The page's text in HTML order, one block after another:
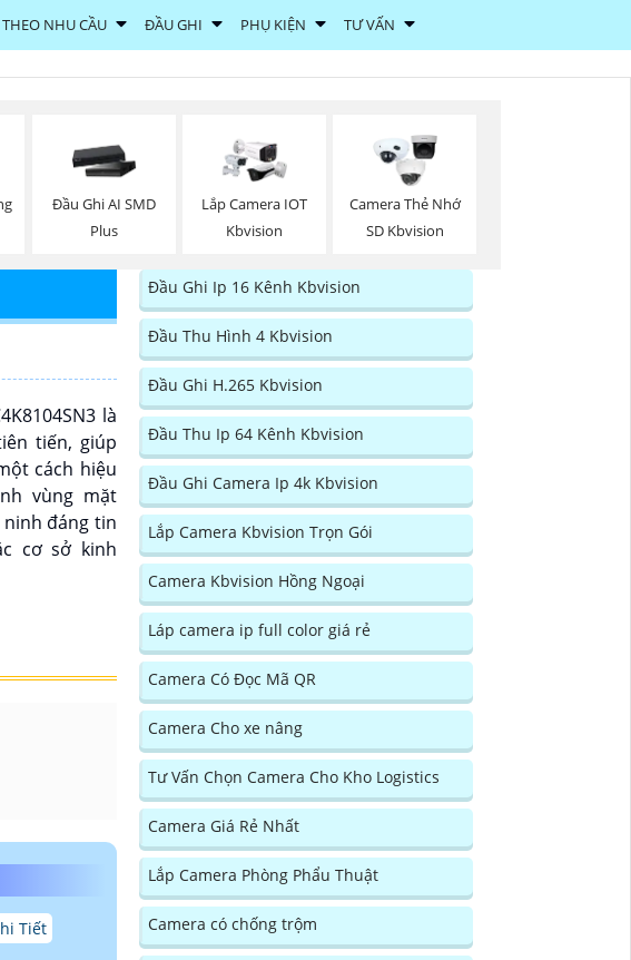
NHU CẦU ĐẦU GHI PHỤ KIỆN TƯ VẤN
Đầu Ghi AI SMD
Plus
Lắp Camera IOT
Kbvision
Camera Thẻ Nhớ
SD Kbvision
là
tiến, giúp
cách hiệu
vùng mặt
đáng tin
cơ sở kinh
Tiết
Đầu Ghi Ip 16 Kênh Kbvision
Đầu Thu Hình 4 Kbvision
Đầu Ghi H.265 Kbvision
Đầu Thu Ip 64 Kênh Kbvision
Đầu Ghi Camera Ip 4k Kbvision
Lắp Camera Kbvision Trọn Gói
Camera Kbvision Hồng Ngoại
Láp camera ip full color giá rẻ
Camera Có Đọc Mã QR
Camera Cho xe nâng
Tư Vấn Chọn Camera Cho Kho Logistics
Camera Giá Rẻ Nhất
Lắp Camera Phòng Phẩu Thuật
Camera có chống trộm